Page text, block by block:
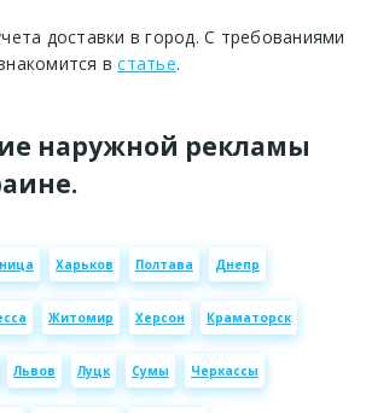
доставки в город. С требованиями
встатье.
наружной рекламы
Харьков Полтава Днепр
Житомир Херсон Краматорск
Львов Луцк Сумы Черкассы